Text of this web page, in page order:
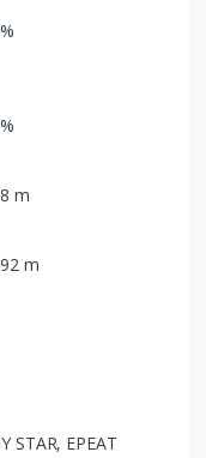
m
m
STAR, EPEAT